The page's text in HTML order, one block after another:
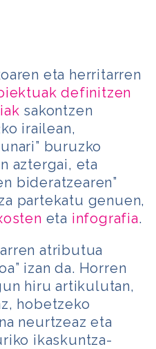
eta herritarren
definitzen
sakontzen
irailean,
buruzko
aztergai, eta
bideratzearen”
partekatu genuen,
eta infografia.
atributua
izan da. Horren
hiru artikulutan,
hobetzeko
neurtzeaz eta
ikaskuntza-